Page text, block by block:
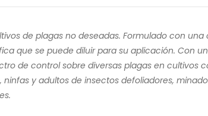
de plagas no deseadas. Formulado con
que se puede diluir para su aplicación. Con
de control sobre diversas plagas en cultivos
y adultos de insectos defoliadores,